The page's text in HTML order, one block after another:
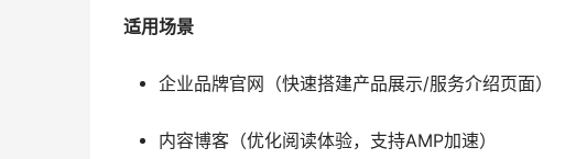
适用场景
企业品牌官网（快速搭建产品展示/服务介绍页面）
内容博客（优化阅读体验，支持AMP加速）